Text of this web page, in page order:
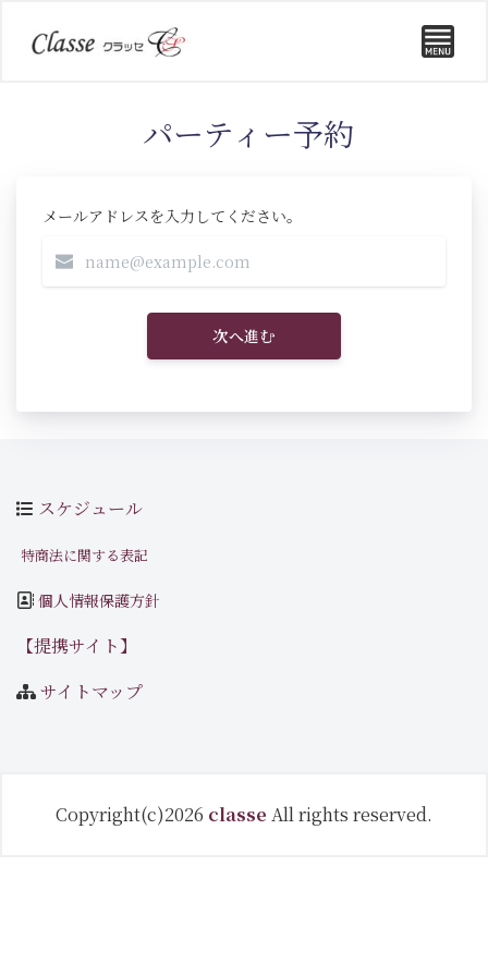
パーティー予約
メールアドレスを入力してください。
次へ進む
スケジュール
特商法に関する表記
個人情報保護方針
【提携サイト】
サイトマップ
Copyright(c)2026 classe All rights reserved.